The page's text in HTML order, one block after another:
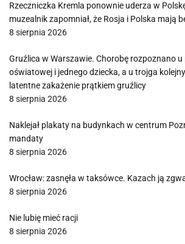
Rzeczniczka Kremla ponownie uderza w
muzealnik zapomniał, że Rosja i Polska mają
8 sierpnia 2026
Gruźlica w Warszawie. Chorobę rozpoznano
oświatowej i jednego dziecka, a u trojga
latentne zakażenie prątkiem gruźlicy
8 sierpnia 2026
Naklejał plakaty na budynkach w centrum
mandaty
8 sierpnia 2026
Wrocław: zasnęła w taksówce. Kazach ją
8 sierpnia 2026
Nie lubię mieć racji
8 sierpnia 2026